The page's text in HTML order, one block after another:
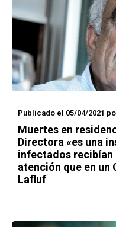
Publicado el 05/04/2021
Muertes en
Directora «es una
infectados recibían
atención que en un
Lafluf